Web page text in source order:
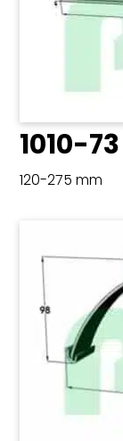
1010-73
120-275 mm